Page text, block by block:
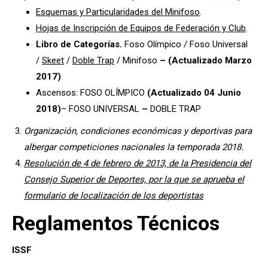
Esquemas y Particularidades del Minifoso.
Hojas de Inscripción de Equipos de Federación y Club.
Libro de Categorías. Foso Olímpico / Foso Universal
/ Skeet / Doble Trap / Minifoso – (Actualizado Marzo
2017)
Ascensos: FOSO OLÍMPICO (Actualizado 04 Junio
2018)– FOSO UNIVERSAL – DOBLE TRAP
Organización, condiciones económicas y deportivas para
albergar competiciones nacionales la temporada 2018.
Resolución de 4 de febrero de 2013, de la Presidencia del
Consejo Superior de Deportes, por la que se aprueba el
formulario de localización de los deportistas
Reglamentos Técnicos
ISSF